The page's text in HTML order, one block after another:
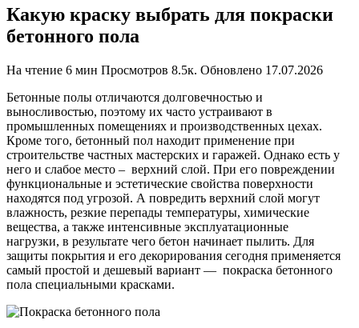
Какую краску выбрать для покраски
бетонного пола
На чтение 6 мин Просмотров 8.5к. Обновлено 17.07.2026
Бетонные полы отличаются долговечностью и
выносливостью, поэтому их часто устраивают в
промышленных помещениях и производственных цехах.
Кроме того, бетонный пол находит применение при
строительстве частных мастерских и гаражей. Однако есть у
него и слабое место – верхний слой. При его повреждении
функциональные и эстетические свойства поверхности
находятся под угрозой. А повредить верхний слой могут
влажность, резкие перепады температуры, химические
вещества, а также интенсивные эксплуатационные
нагрузки, в результате чего бетон начинает пылить. Для
защиты покрытия и его декорирования сегодня применяется
самый простой и дешевый вариант — покраска бетонного
пола специальными красками.